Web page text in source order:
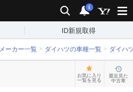
検索 通知
i
ID新規取得
メーカー一覧 ダイハツの車種一覧 ダイハ
お気に入り
一覧を見る
最近見た
中古車